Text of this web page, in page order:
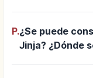
P.¿Se puede
Jinja? ¿Dónde